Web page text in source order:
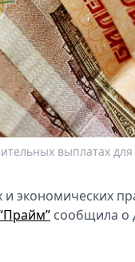
выплатах для
экономичeских
сообщила о